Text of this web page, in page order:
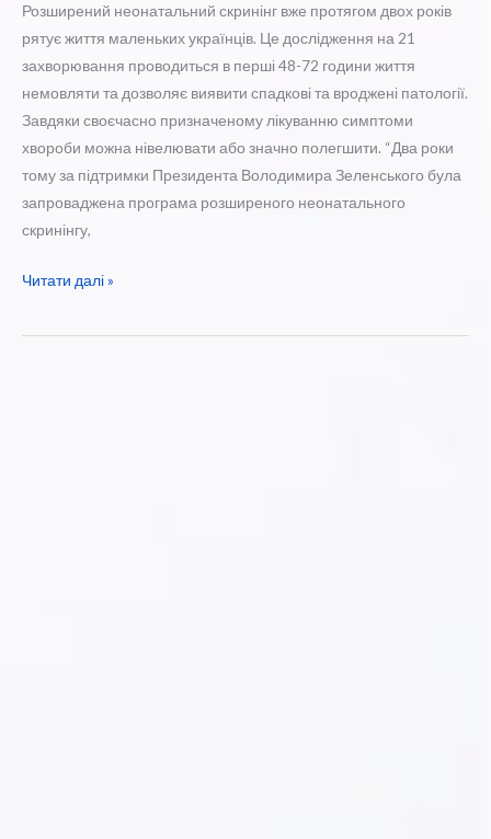
Розширений неонатальний скринінг вже протягом двох років
рятує життя маленьких українців. Це дослідження на 21
захворювання проводиться в перші 48-72 години життя
немовляти та дозволяє виявити спадкові та вроджені патології.
Завдяки своєчасно призначеному лікуванню симптоми
хвороби можна нівелювати або значно полегшити. “Два роки
тому за підтримки Президента Володимира Зеленського була
запроваджена програма розширеного неонатального
скринінгу,
Неонатальний
—
Читати далі »